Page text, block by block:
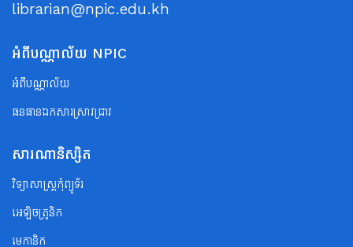
librarian@npic.edu.kh
អំពីបណ្ណាល័យ NPIC
អំពីបណ្ណាល័យ
ធនធានឯកសារស្រាវជ្រាវ
សារណានិស្សិត
វិទ្យាសាស្ត្រកុំព្យូទ័រ
អេឡិចត្រូនិក
មេកានិក